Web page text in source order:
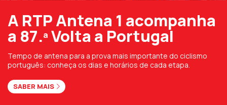
A RTP Antena 1 acompanha
a 87.ª Volta a Portugal
Tempo de antena para a prova mais importante do ciclismo
português: conheça os dias e horários de cada etapa.
SABER MAIS